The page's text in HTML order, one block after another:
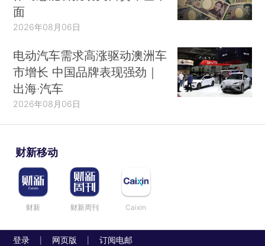
面
2026年08月06日
电动汽车需求高涨驱动澳洲车
市增长 中国品牌表现强劲｜
出海·汽车
2026年08月06日
财新移动
财新 财新周刊 Caixin
登录 网页版 订阅电邮